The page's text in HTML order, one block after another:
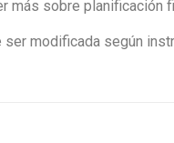
más sobre planificación
modificada según